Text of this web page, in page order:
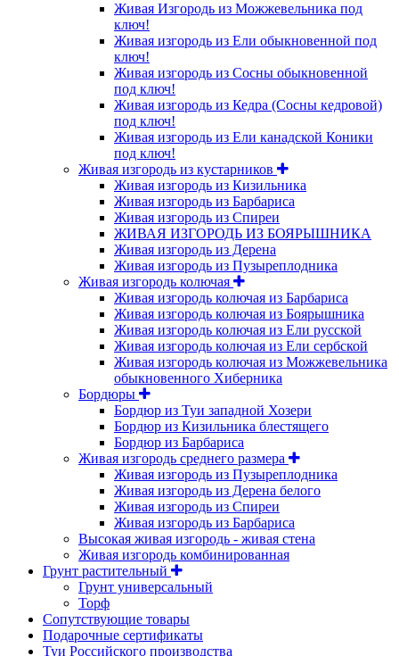
Живая Изгородь из Можжевельника под
ключ!
Живая изгородь из Ели обыкновенной под
ключ!
Живая изгородь из Сосны обыкновенной
под ключ!
Живая изгородь из Кедра (Сосны кедровой)
под ключ!
Живая изгородь из Ели канадской Коники
под ключ!
Живая изгородь из кустарников
Живая изгородь из Кизильника
Живая изгородь из Барбариса
Живая изгородь из Спиреи
ЖИВАЯ ИЗГОРОДЬ ИЗ БОЯРЫШНИКА
Живая изгородь из Дерена
Живая изгородь из Пузыреплодника
Живая изгородь колючая
Живая изгородь колючая из Барбариса
Живая изгородь колючая из Боярышника
Живая изгородь колючая из Ели русской
Живая изгородь колючая из Ели сербской
Живая изгородь колючая из Можжевельника
обыкновенного Хиберника
Бордюры
Бордюр из Туи западной Хозери
Бордюр из Кизильника блестящего
Бордюр из Барбариса
Живая изгородь среднего размера
Живая изгородь из Пузыреплодника
Живая изгородь из Дерена белого
Живая изгородь из Спиреи
Живая изгородь из Барбариса
Высокая живая изгородь - живая стена
Живая изгородь комбинированная
Грунт растительный
Грунт универсальный
Торф
Сопутствующие товары
Подарочные сертификаты
Туи Российского производства